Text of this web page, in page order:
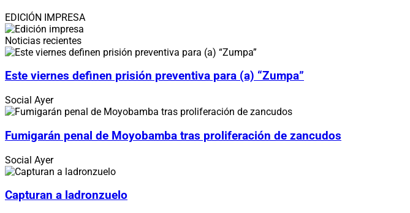
EDICIÓN IMPRESA
Noticias recientes
Este viernes definen prisión preventiva para (a) “Zumpa”
Social Ayer
Fumigarán penal de Moyobamba tras proliferación de zancudos
Social Ayer
Capturan a ladronzuelo